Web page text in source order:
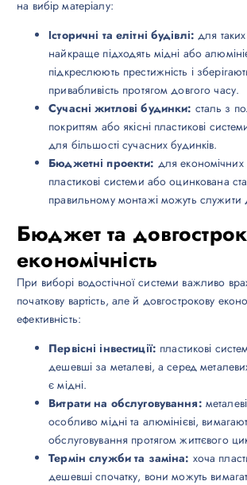
на вибір матеріалу:
Історичні та елітні будівлі: для
найкраще підходять мідні або
підкреслюють престижність і
привабливість протягом довгого часу.
Сучасні житлові будинки: сталь з
покриттям або якісні пластикові
для більшості сучасних будинків.
Бюджетні проекти: для економічних
пластикові системи або оцинкована
правильному монтажі можуть служити
Бюджет та
економічність
При виборі водостічної системи важливо
початкову вартість, але й довгострокову
ефективність:
Первісні інвестиції: пластикові
дешевші за металеві, а серед
є мідні.
Витрати на обслуговування:
особливо мідні та алюмінієві,
обслуговування протягом життєвого
Термін служби та заміна: хоча
дешевші спочатку, вони можуть